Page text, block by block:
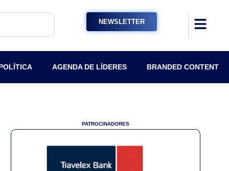
NEWSLETTER
AGENDA DE LÍDERES BRANDED CONTENT
PATROCINADORES